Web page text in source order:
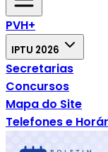
PVH+
IPTU 2026
Secretarias
Concursos
Mapa do Site
Telefones e